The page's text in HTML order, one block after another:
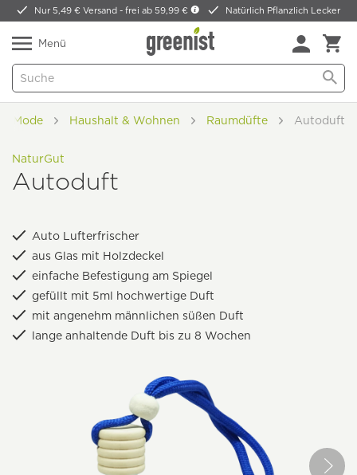
Nur 5,49 € Versand -frei ab 59,99 € Natürlich Pflanzlich Lecker
Menü
Mode Haushalt & Wohnen Raumdüfte Autoduft
NaturGut
Autoduft
Auto Lufterfrischer
aus Glas mit Holzdeckel
einfache Befestigung am Spiegel
gefüllt mit 5ml hochwertige Duft
mit angenehm männlichen süßen Duft
lange anhaltende Duft bis zu 8 Wochen